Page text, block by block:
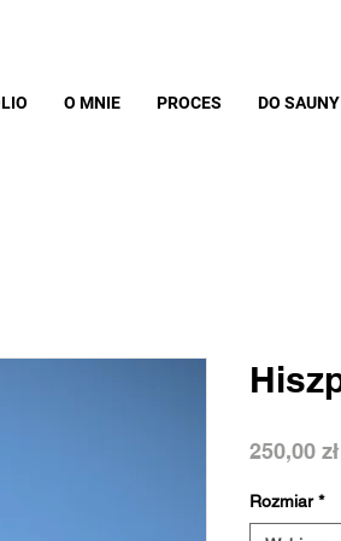
O MNIE PROCES DO SAUNY
250,00 zł
Rozmiar *